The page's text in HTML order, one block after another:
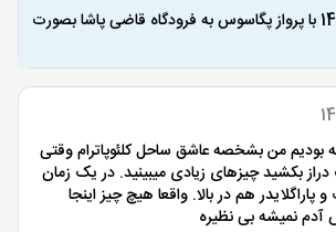
بله تور آلانیا مرداد 1400 با پرواز پگاسوس به فرودگاه قاضی پاشا بصورت
بودیم من بشخصه عاشق ساحل کلئوپاترام وقتی
بکشید چیزهای زیادی میبینید. در یک زمان
هم در بالا. واقعا هیچ چیز اینجا
آدم نمیشه بی نظیره